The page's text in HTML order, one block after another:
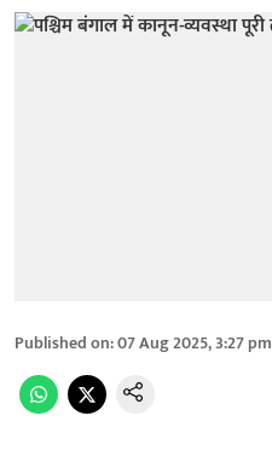
Published on:07 Aug 2025, 3:27 pm